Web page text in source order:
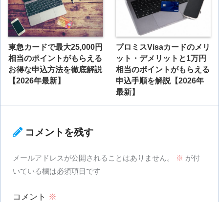
東急カードで最大25,000円
相当のポイントがもらえる
お得な申込方法を徹底解説
【2026年最新】
プロミスVisaカードのメリ
ット・デメリットと1万円
相当のポイントがもらえる
申込手順を解説【2026年
最新】
コメントを残す
メールアドレスが公開されることはありません。 ※ が付
いている欄は必須項目です
コメント ※